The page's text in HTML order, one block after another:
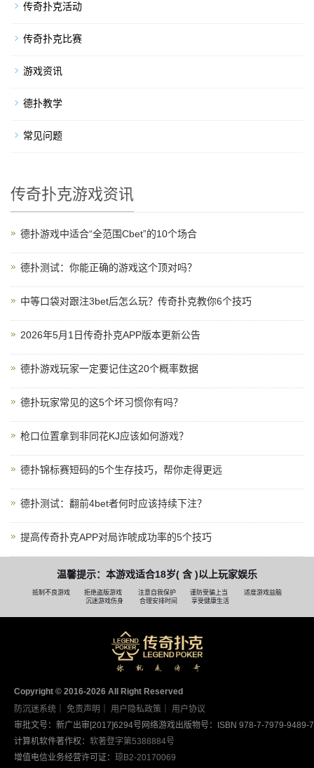
传奇扑克活动
传奇扑克比赛
游戏资讯
德扑教学
常见问题
传奇扑克游戏资讯
德扑游戏中适合“全范围Cbet”的10个场合
德扑测试：你能正确的游戏这个顶对吗？
中等口袋对跟注3bet后怎么玩？传奇扑克教你6个技巧
2026年5月1日传奇扑克APP版本更新公告
德扑游戏玩家一定要记住这20个概率数据
德扑玩家常见的这5个坏习惯你有吗？
枪口位置拿到非同花KJ应该如何游戏？
德扑锦标赛短码的5个生存技巧，帮你走得更远
德扑测试：翻前4bet者何时应该持续下注？
提高传奇扑克APP对局诈唬成功率的5个技巧
温馨提示：本游戏适合18岁( 含 )以上玩家娱乐
抵制不良游戏 拒绝盗版游戏 注意自我保护 谨防受骗上当
适度游戏益脑
沉迷游戏伤身
合理安排时间 享受健康生活
Copyright © 2016-2026 AII Right Reserved
防沉迷系统
免责声明 用户隐私政策
用户协议
审批文号：新广出审[2017]6294号 网络游戏出版物号：ISBN 978-7-7979-9489-7
计算机软件著作权： 软著登字第5388884号
增值电信业务经营许可证： 琼B2-20170069